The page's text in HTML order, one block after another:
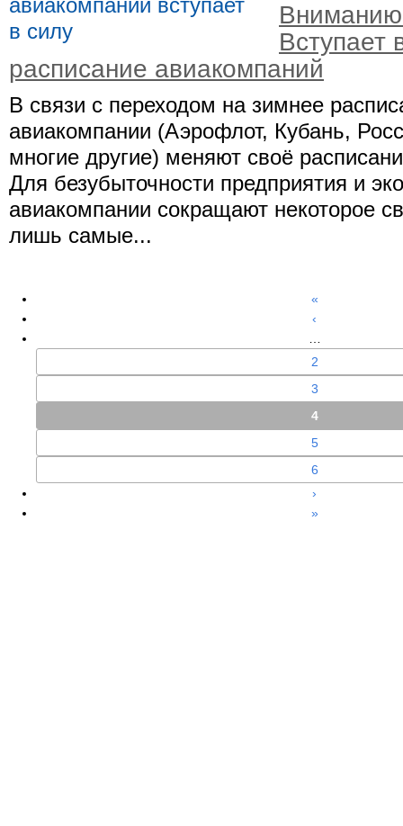
Вступает
расписание авиакомпаний
В связи с переходом на зимнее
авиакомпании (Аэрофлот, Кубань,
многие другие) меняют своё
Для безубыточности предприятия и
авиакомпании сокращают некоторое
лишь самые...
«
‹
2
3
4
5
6
›
»